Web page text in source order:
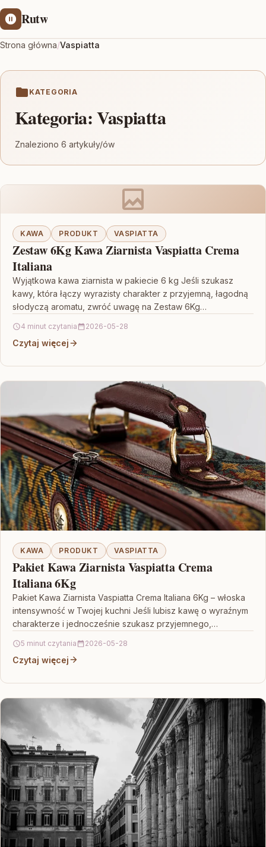
Rutw
Strona główna/Vaspiatta
KATEGORIA
Kategoria:Vaspiatta
Znaleziono 6 artykuły/ów
KAWA PRODUKT VASPIATTA
Zestaw 6Kg Kawa Ziarnista Vaspiatta Crema
Italiana
Wyjątkowa kawa ziarnista w pakiecie 6 kg Jeśli szukasz
kawy, która łączy wyrazisty charakter z przyjemną, łagodną
słodyczą aromatu, zwróć uwagę na Zestaw 6Kg…
4 minut czytania 2026-05-28
Czytaj więcej
KAWA PRODUKT VASPIATTA
Pakiet Kawa Ziarnista Vaspiatta Crema
Italiana 6Kg
Pakiet Kawa Ziarnista Vaspiatta Crema Italiana 6Kg – włoska
intensywność w Twojej kuchni Jeśli lubisz kawę o wyraźnym
charakterze i jednocześnie szukasz przyjemnego,
5 minut czytania 2026-05-28
Czytaj więcej